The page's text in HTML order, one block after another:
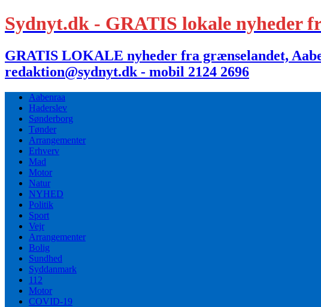
Sydnyt.dk - GRATIS lokale nyheder
GRATIS LOKALE nyheder fra grænselandet,
redaktion@sydnyt.dk - mobil 2124 2696
Aabenraa
Haderslev
Sønderborg
Tønder
Arrangementer
Erhverv
Mad
Motor
Natur
NYHED
Politik
Sport
Vejr
Arrangementer
Bolig
Sundhed
Syddanmark
112
Motor
COVID-19